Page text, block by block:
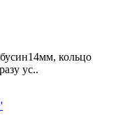
кольцо
ус..